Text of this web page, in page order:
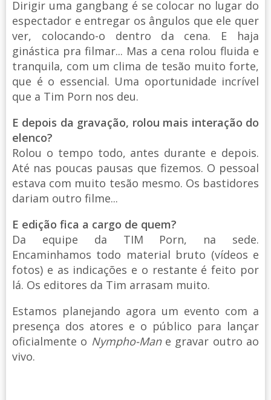
Dirigir uma gangbang é se colocar no lugar do
espectador e entregar os ângulos que ele quer
ver, colocando-o dentro da cena. E haja
ginástica pra filmar... Mas a cena rolou fluida e
tranquila, com um clima de tesão muito forte,
que é o essencial. Uma oportunidade incrível
que a Tim Porn nos deu.
E depois da gravação, rolou mais interação do
elenco?
Rolou o tempo todo, antes durante e depois.
Até nas poucas pausas que fizemos. O pessoal
estava com muito tesão mesmo. Os bastidores
dariam outro filme...
E edição fica a cargo de quem?
Da equipe da TIM Porn, na sede.
Encaminhamos todo material bruto (vídeos e
fotos) e as indicações e o restante é feito por
lá. Os editores da Tim arrasam muito.
Estamos planejando agora um evento com a
presença dos atores e o público para lançar
oficialmente o Nympho-Mane gravar outro ao
vivo.